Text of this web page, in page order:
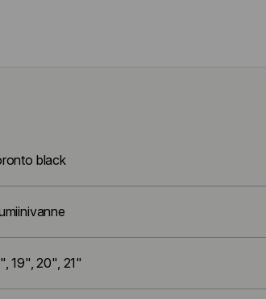
black
19", 20", 21"